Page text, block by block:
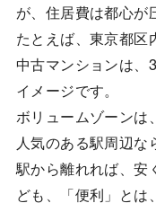
が、住居費は都心が
たとえば、東京都
中古マンションは、
イメージです。
ボリュームゾーンは
人気のある駅周辺な
駅から離れれば、安
ども、「便利」とは